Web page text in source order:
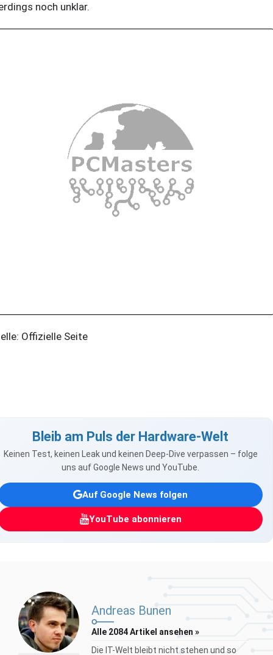
noch unklar.
Offizielle Seite
Bleib am Puls der Hardware-Welt
Keinen Test, keinen Leak und keinen Deep-Dive verpassen – folge
uns auf Google News und YouTube.
Auf Google News folgen
YouTube abonnieren
Andreas Bunen
Alle 2084 Artikel ansehen »
Die IT-Welt bleibt nicht stehen und so